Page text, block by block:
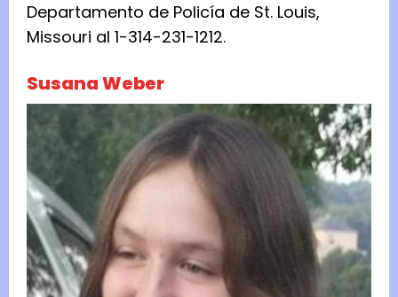
Departamento de Policía de St. Louis,
Missouri al 1-314-231-1212.
Susana Weber